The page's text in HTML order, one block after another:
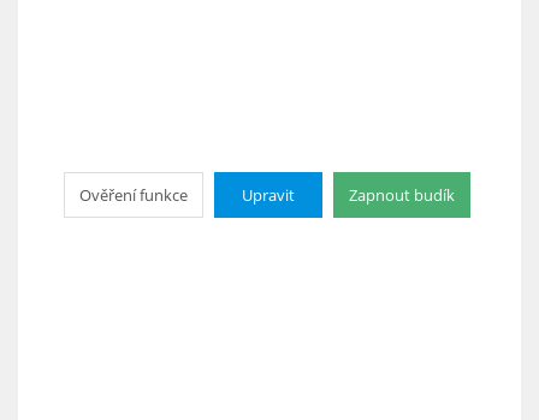
Ověření funkce Upravit Zapnout budík